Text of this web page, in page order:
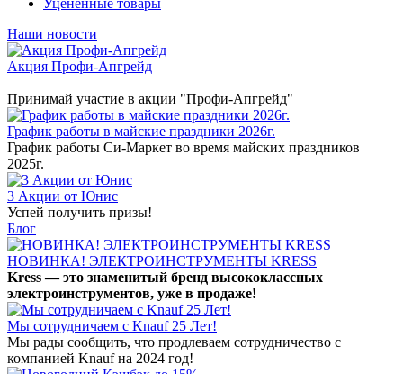
Уцененные товары
Наши новости
Акция Профи-Апгрейд
Принимай участие в акции "Профи-Апгрейд"
График работы в майские праздники 2026г.
График работы Си-Маркет во время майских праздников
2025г.
3 Акции от Юнис
Успей получить призы!
Блог
НОВИНКА! ЭЛЕКТРОИНСТРУМЕНТЫ KRESS
Kress — это знаменитый бренд высококлассных
электроинструментов, уже в продаже!
Мы сотрудничаем с Knauf 25 Лет!
Мы рады сообщить, что продлеваем сотрудничество с
компанией Knauf на 2024 год!